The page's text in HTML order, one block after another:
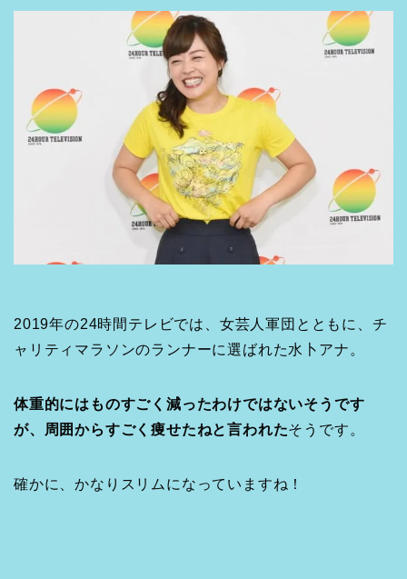
2019年の24時間テレビでは、女芸人軍団とともに、チ
ャリティマラソンのランナーに選ばれた水卜アナ。
体重的にはものすごく減ったわけではないそうです
が、周囲からすごく痩せたねと言われたそうです。
確かに、かなりスリムになっていますね！